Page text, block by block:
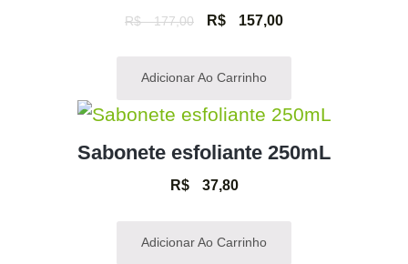
R$177,00 R$ 157,00
Adicionar Ao Carrinho
Sabonete esfoliante 250mL
R$37,80
Adicionar Ao Carrinho